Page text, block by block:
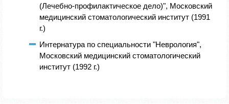
(Лечебно-профилактическое дело)", Московский
медицинский стоматологический институт (1991
г.)
Интернатура по специальности "Неврология",
Московский медицинский стоматологический
институт (1992 г.)